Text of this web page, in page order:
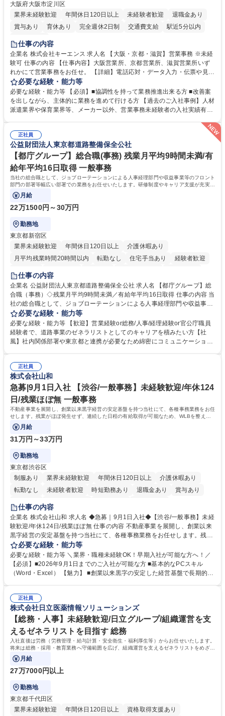
大阪府大阪市淀川区
業界未経験歓迎
年間休日120日以上 未経験者歓迎
退職金あり
賞与あり
育休あり 完全週休2日制 交通費支給
駅近5分以内
土日祝休み
仕事の内容
企業名 株式会社キーエンス 求人名 【大阪・京都・滋賀】営業事務 ※未経
験可 仕事の内容 【仕事内容】大阪営業所、京都営業所、滋賀営業所いず
れかにて営業事務をお任せ。 【詳細】電話応対・データ入力・伝票や見積
の作成・カタログ送付・来客対応・営業所内で発生する事務業務や業務改
善をお任せ。 【教育制度】ご入社後、育成担当とペアになりながらOJTに
て業務を覚えていただくことが可能です。業務システムがきちんと構築さ
れているため、スムーズに仕事に慣れることができる環境です。また、
常に改善を目指す風土のため、安心して業務に取り組んでいただけます。
募集職種 【大阪・京都・滋賀】営業事務 ※未経験可
必要な経験・能力等
必要な経験・能力等 【必須】■協調性を持って業務推進出来る方 ■改善案
を出しながら、主体的に業務を進めて行ける方 【過去のご入社事例】人材
派遣業界や保育業界等、メーカー以外、営業事務未経験者の入社実績有
により、キーエンスの付加価値向上に貢献します。ベースの定型業務に加
えて、お客様や社員の状況に合わせ、能動的なサポート、改善の動きも期
待され。組織を支えるスペシャリストとして、チームに貢献し、結果的に
社員から頼られる存在になることができます。平均19:30の退勤以降の業
務の持ち帰りも禁止されており、メリハリのある働き方となります。 学
歴・資格 学歴：大学院 大学 高専 短大 語学力： 資格：
正社員
公益財団法人東京都道路整備保全公社
【都庁グループ】総合職(事務) 残業月平均9時間未満/有
給年平均16日取得 一般事務
当社の総合職として、ジョブローテーションによる人事経理部門や収益事業等のフロント
部門の部署等幅広い部署での業務をお任せいたします。研修制度やキャリア支援が充実し
ております！ ※下記業務詳細
月給
22万1500円～30万円
勤務地
東京都新宿区
業界未経験歓迎
年間休日120日以上
介護休暇あり
月平均残業時間20時間以内
転勤なし 住宅手当あり
経験者歓迎
研修あり
退職金あり
駅近5分以内
資格取得手当あり 食事補助あり
仕事の内容
企業名 公益財団法人東京都道路整備保全公社 求人名 【都庁グループ】総
合職（事務）◇残業月平均9時間未満／有給年平均16日取得 仕事の内容 当
社の総合職として、ジョブローテーションによる人事経理部門や収益事業
等のフロント部門の部署等幅広い部署での業務をお任せいたします。研修
制度やキャリア支援が充実しております！ ※下記業務詳細 【業務詳細】■
管理部門：広報、人事、経理など当公社の運営に係る管理業務 ■収益部
門：駐車場の新規開拓、管理運営、新宿駅西口広場の「イベントコーナ
道路施設や道路工事現場の見学ツアー事業 ※入社後は上記いずれかの部門
へ配属。※業務内容変更の範囲：会社の定める業務 募集職種 【都庁グル
ープ】総合職（事務）◇残業月平均9時間未満／有給年平均16日取得
必要な経験・能力等
必要な経験・能力等 【歓迎】営業経験or総務/人事/経理経験or官公庁職員
経験者で、道路事業のゼネラリストとしてのキャリアを積みたい方【社
風】社内関係部署や東京都と連携が必要なため綿密にコミュニケーション
部門など多岐に渡る業務を経験できます。 ■様々なプロジェクト：駐車場
事業の他、新宿駅西口広場内に設置された照明を兼ねた広告「ブライトサ
イン」の管理運営を行うなど、事業収益を生み出す活動を積極的に行って
います。 学歴・資格 学歴：大学院 大学 高専 短大 専修学校 高校 語学力：
資格：
正社員
株式会社山和
急募|9月1日入社 【渋谷/一般事務】未経験歓迎/年休124
日/残業ほぼ無 一般事務
不動産事業を展開し、創業以来黒字経営の安定基盤を持つ当社にて、各種事務業務をお任
せします。残業がほぼ発生せず、連続した日程の有給取得が可能なため、WLBを整えた
い方にお勧めの環境です！
月給
31万円～33万円
勤務地
東京都渋谷区
制服あり
業界未経験歓迎 年間休日120日以上
介護休暇あり
転勤なし
未経験者歓迎 時短勤務あり 退職金あり
賞与あり
育休あり
完全週休2日制
仕事の内容
企業名 株式会社山和 求人名 ◆急募｜9月1日入社◆【渋谷/一般事務】未経
験歓迎/年休124日/残業ほぼ無 仕事の内容 不動産事業を展開し、創業以来
黒字経営の安定基盤を持つ当社にて、各種事務業務をお任せします。残業
がほぼ発生せず、連続した日程の有給取得が可能なため、WLBを整えたい
方にお勧めの環境です！ 入社後はOJTを通じて丁寧に研修を行いますの
で、事務未経験の方でも安心して臨むことができます。 【業務詳細】■電
話・来客対応 ■物件の鍵や社内の備品管理 ■データ入力や書類作成 ■契約
必要な経験・能力等
必要な経験・能力等 ＼業界・職種未経験OK！早期入社が可能な方へ！／
【必須】■2026年9月1日までのご入社が可能な方 ■基本的なPCスキル
（Word・Excel） 【魅力】 ■創業以来黒字の安定した経営基盤で長期的に
のOJTで業務を習得可能、未経験でもしっかりサポート 学歴・資格 学
歴：大学院 大学 高専 短大 語学力： 資格：
正社員
株式会社日立医薬情報ソリューションズ
【総務・人事】未経験歓迎/日立グループ/組織運営を支
えるゼネラリストを目指す 総務
入社直後は労務（労務管理・給与計算・安全衛生・福利厚生等）からお任せいたします。
将来は総務・採用・教育業務へ守備範囲を広げ、組織運営を支えるゼネラリストをめざせ
ます。
月給
27万7000円以上
勤務地
東京都千代田区
業界未経験歓迎
年間休日120日以上 資格取得支援あり